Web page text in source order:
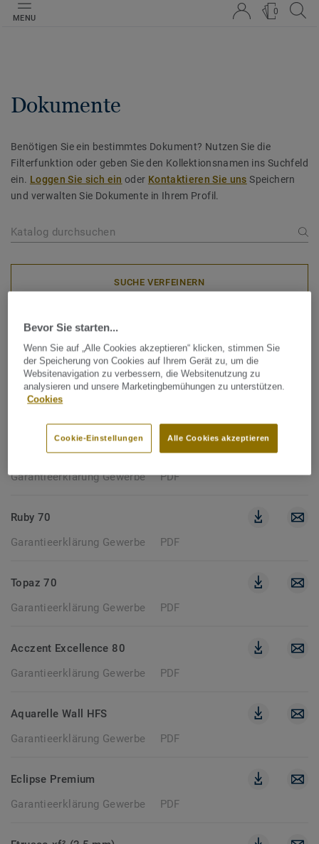
MENU
0
Dokumente
Benötigen Sie ein bestimmtes Dokument? Nutzen Sie die
Filterfunktion oder geben Sie den Kollektionsnamen ins Suchfeld
ein. Loggen Sie sich ein oder Kontaktieren Sie uns Speichern
und verwalten Sie Dokumente in Ihrem Profil.
SUCHE VERFEINERN
GARANTIEERKLÄRUNG
Classic 40
Garantieerklärung Gewerbe
PDF
Ruby 70
Garantieerklärung Gewerbe
PDF
Topaz 70
Garantieerklärung Gewerbe
PDF
Acczent Excellence 80
Garantieerklärung Gewerbe
PDF
Aquarelle Wall HFS
Garantieerklärung Gewerbe
PDF
Eclipse Premium
Garantieerklärung Gewerbe
PDF
Bevor Sie starten...
Wenn Sie auf „Alle Cookies akzeptieren“ klicken, stimmen Sie
der Speicherung von Cookies auf Ihrem Gerät zu, um die
Websitenavigation zu verbessern, die Websitenutzung zu
analysieren und unsere Marketingbemühungen zu unterstützen.
Cookies
Alle Cookies akzeptieren
Cookie-Einstellungen